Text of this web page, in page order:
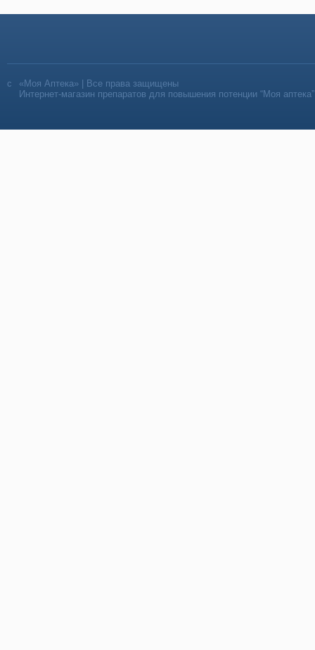
«Моя Аптека» | Все права защищены
Интернет-магазин препаратов для повышения потенции “Моя